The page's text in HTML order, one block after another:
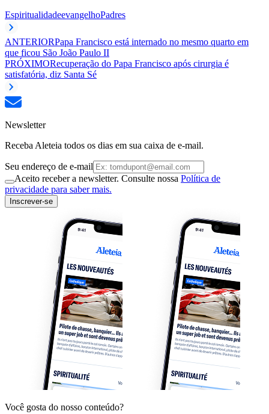
EspiritualidadeevangelhoPadres
ANTERIORPapa Francisco está internado no mesmo quarto em
que ficou São João Paulo II
PRÓXIMORecuperação do Papa Francisco após cirurgia é
satisfatória, diz Santa Sé
Newsletter
Receba Aleteia todos os dias em sua caixa de e-mail.
Seu endereço de e-mail
Aceito receber a newsletter. Consulte nossa Política de
privacidade para saber mais.
Inscrever-se
Você gosta do nosso conteúdo?